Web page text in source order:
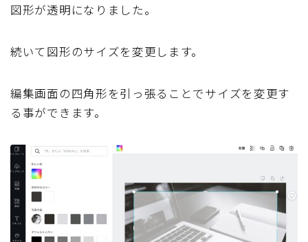
図形が透明になりました。
続いて図形のサイズを変更します。
編集画面の四角形を引っ張ることでサイズを変更す
る事ができます。